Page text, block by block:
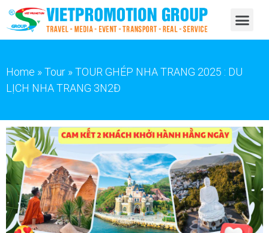
Home »Tour »TOUR GHÉP NHA TRANG 2025 : DU
LỊCH NHA TRANG 3N2Đ